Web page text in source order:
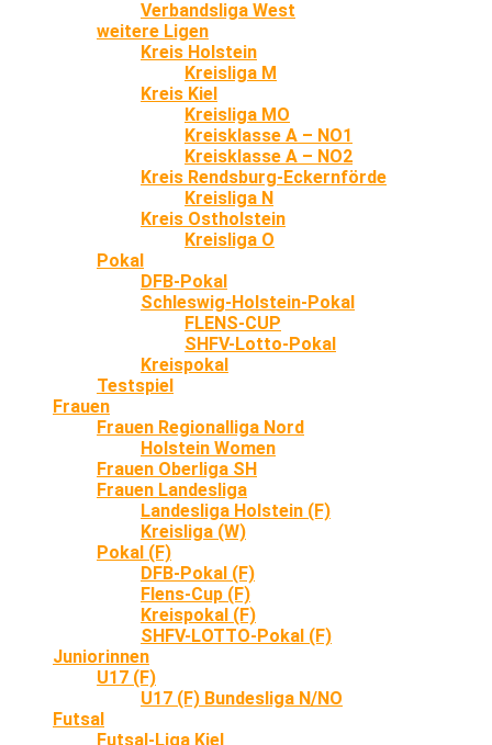
Verbandsliga West
weitere Ligen
Kreis Holstein
Kreisliga M
Kreis Kiel
Kreisliga MO
Kreisklasse A – NO1
Kreisklasse A – NO2
Kreis Rendsburg-Eckernförde
Kreisliga N
Kreis Ostholstein
Kreisliga O
Pokal
DFB-Pokal
Schleswig-Holstein-Pokal
FLENS-CUP
SHFV-Lotto-Pokal
Kreispokal
Testspiel
Frauen
Frauen Regionalliga Nord
Holstein Women
Frauen Oberliga SH
Frauen Landesliga
Landesliga Holstein (F)
Kreisliga (W)
Pokal (F)
DFB-Pokal (F)
Flens-Cup (F)
Kreispokal (F)
SHFV-LOTTO-Pokal (F)
Juniorinnen
U17 (F)
U17 (F) Bundesliga N/NO
Futsal
Futsal-Liga Kiel